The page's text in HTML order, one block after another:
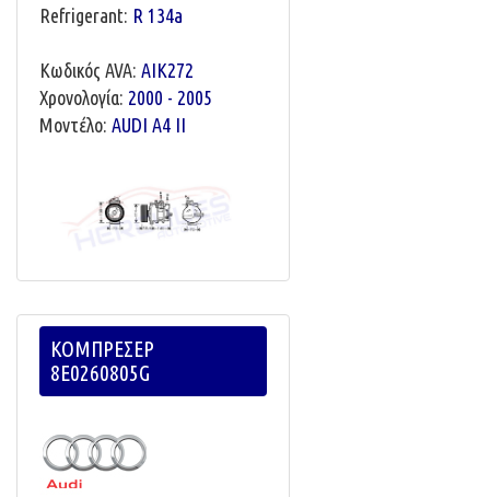
Refrigerant: R 134a
Κωδικός AVA: AIK272
Χρονολογία: 2000 - 2005
Μοντέλο: AUDI A4 II
ΚΟΜΠΡΕΣΕΡ
8E0260805G